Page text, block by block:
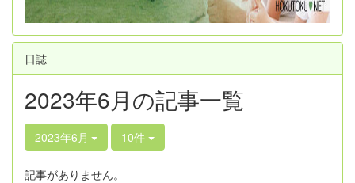
日誌
2023年6月の記事一覧
2023年6月 10件
記事がありません。